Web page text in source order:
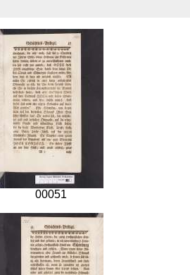
00051